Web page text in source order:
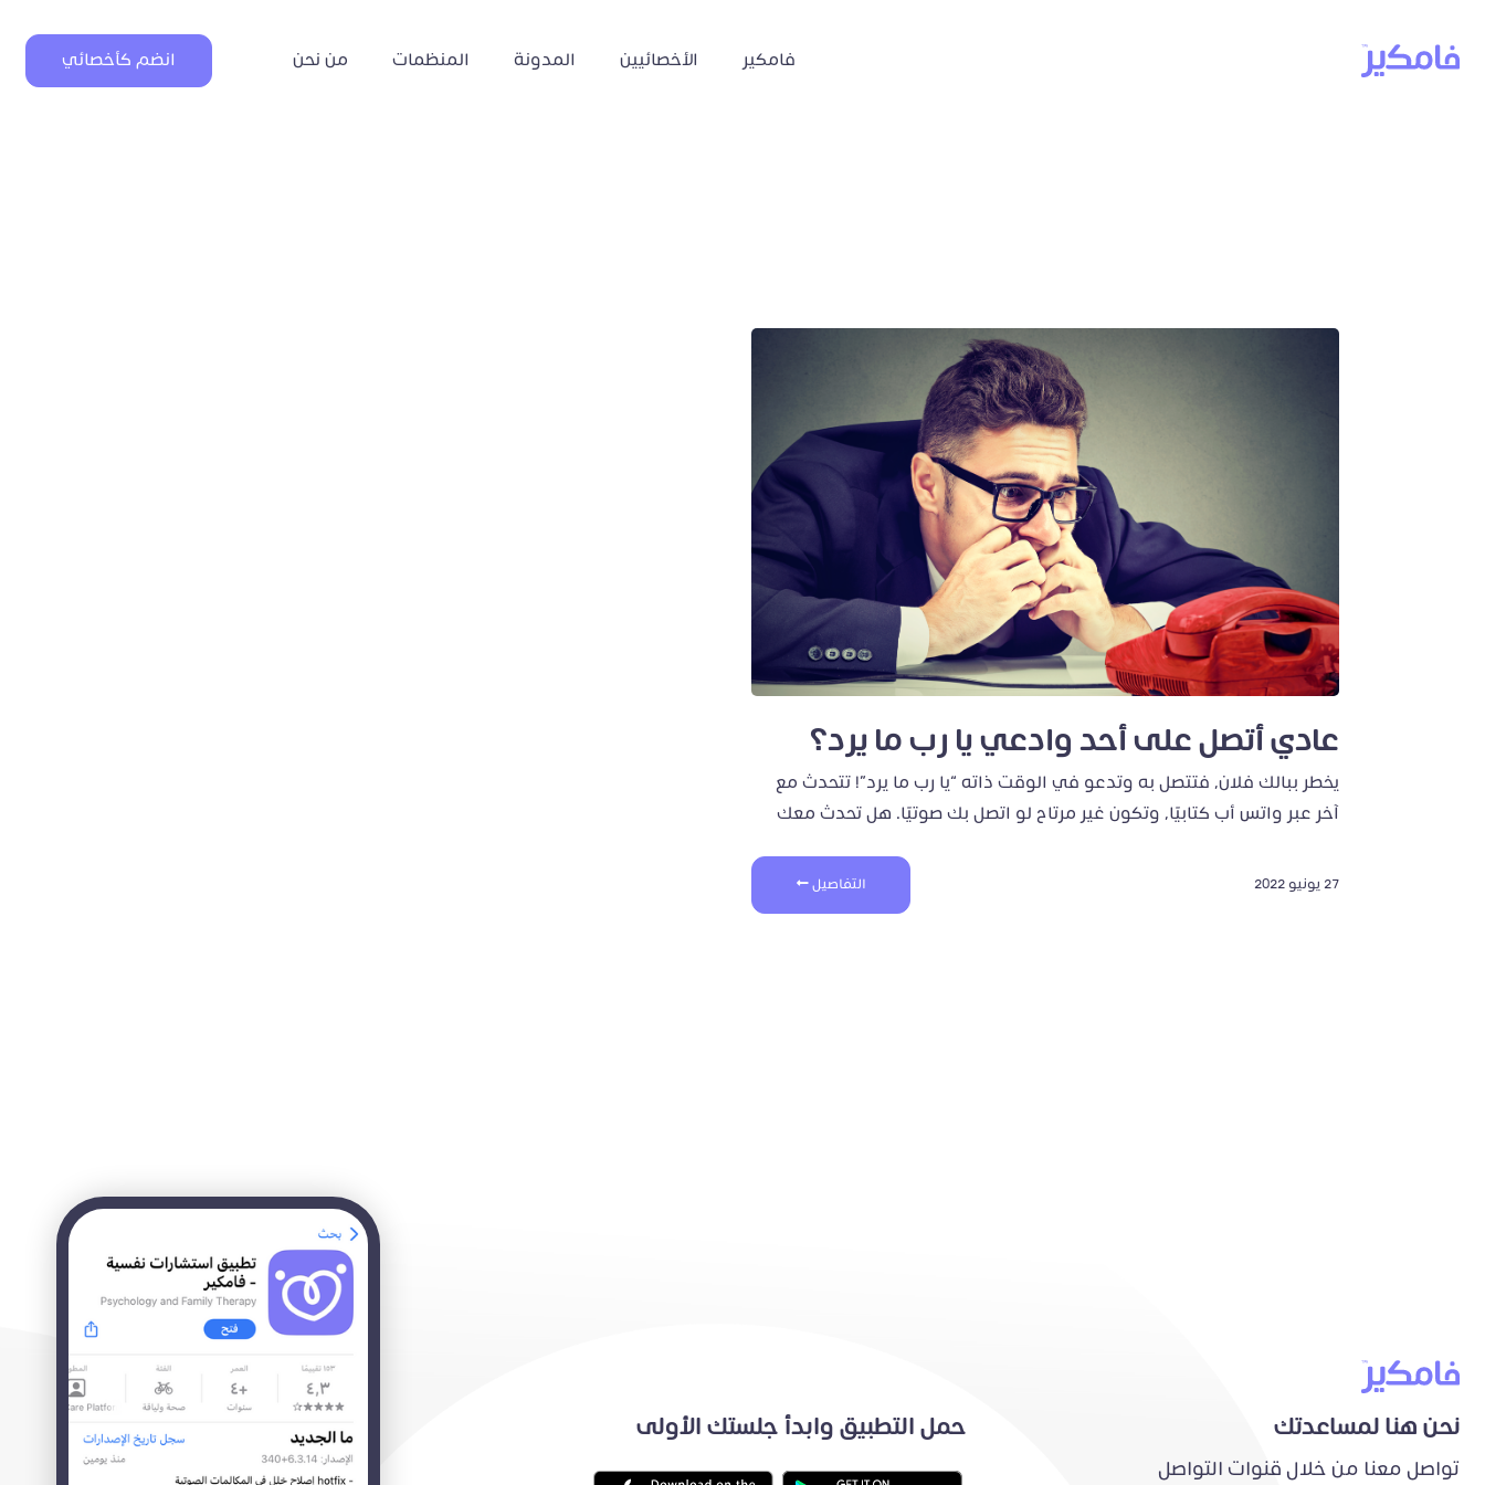
فامكير الأخصائيين المدونة المنظمات من نحن انضم كأخصائي
عادي أتصل على أحد وادعي يا رب ما يرد؟
يخطر ببالك فلان، فتتصل به وتدعو في الوقت ذاته “يا رب ما يرد”! تتحدث مع
آخر عبر واتس أب كتابيًا، وتكون غير مرتاح لو اتصل بك صوتيًا. هل تحدث معك
27 يونيو 2022 التفاصيل
نحن هنا لمساعدتك
تواصل معنا من خلال قنوات التواصل
حمل التطبيق وابدأ جلستك الأولى